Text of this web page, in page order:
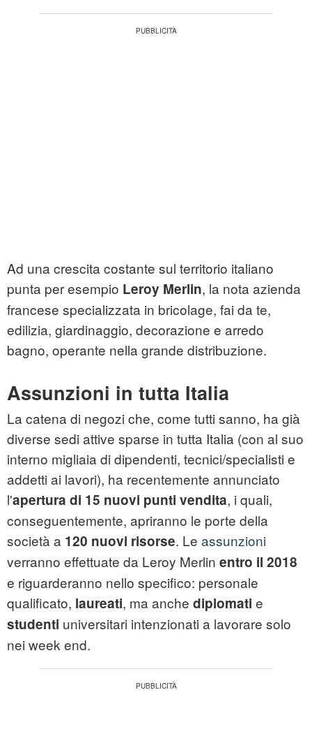
Ad una crescita costante sul territorio italiano
punta per esempio Leroy Merlin, la nota azienda
francese specializzata in bricolage, fai da te,
edilizia, giardinaggio, decorazione e arredo
bagno, operante nella grande distribuzione.
Assunzioni in tutta Italia
La catena di negozi che, come tutti sanno, ha già
diverse sedi attive sparse in tutta Italia (con al suo
interno migliaia di dipendenti, tecnici/specialisti e
addetti ai lavori), ha recentemente annunciato
l'apertura di 15 nuovi punti vendita, i quali,
conseguentemente, apriranno le porte della
società a 120 nuovi risorse. Le assunzioni
verranno effettuate da Leroy Merlin entro il 2018
e riguarderanno nello specifico: personale
qualificato, laureati, ma anche diplomati e
studenti universitari intenzionati a lavorare solo
nei week end.